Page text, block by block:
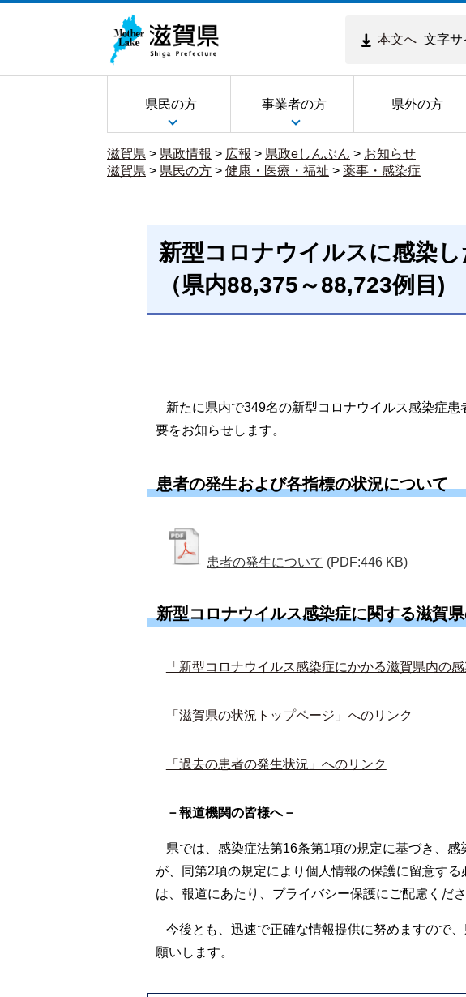
本文へ 文字サ
県民の方 事業者の方 県外の方
滋賀県 > 県政情報 > 広報 > 県政eしんぶん > お知らせ
滋賀県 > 県民の方 > 健康・医療・福祉 > 薬事・感染症
新型コロナウイルスに感染
（県内88,375～88,723例目)
新たに県内で349名の新型コロナウイルス感染症
要をお知らせします。
患者の発生および各指標の状況について
患者の発生について (PDF:446 KB)
新型コロナウイルス感染症に関する滋賀
「新型コロナウイルス感染症にかかる滋賀県内の
「滋賀県の状況トップページ」へのリンク
「過去の患者の発生状況」へのリンク
－報道機関の皆様へ－
県では、感染症法第16条第1項の規定に基づき、
が、同第2項の規定により個人情報の保護に留意す
は、報道にあたり、プライバシー保護にご配慮くださ
今後とも、迅速で正確な情報提供に努めますので
願いします。